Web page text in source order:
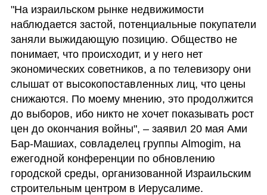
"На израильском рынке недвижимости
наблюдается застой, потенциальные покупатели
заняли выжидающую позицию. Общество не
понимает, что происходит, и у него нет
экономических советников, а по телевизору они
слышат от высокопоставленных лиц, что цены
снижаются. По моему мнению, это продолжится
до выборов, ибо никто не хочет показывать рост
цен до окончания войны", – заявил 20 мая Ами
Бар-Машиах, совладелец группы Almogim, на
ежегодной конференции по обновлению
городской среды, организованной Израильским
строительным центром в Иерусалиме.